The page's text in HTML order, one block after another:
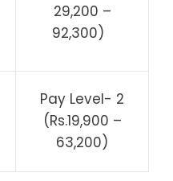
29,200 –
92,300)
Pay Level- 2
(Rs.19,900 –
63,200)